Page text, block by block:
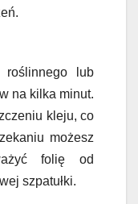
lub
na kilka minut.
kleju, co
możesz
folię od
szpatułki.